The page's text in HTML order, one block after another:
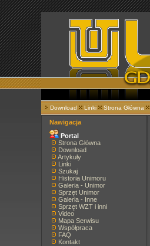
Download Linki Strona Główna
Nawigacja
Portal
Strona Główna
Download
Artykuły
Linki
Szukaj
Historia Unimoru
Galeria - Unimor
Sprzęt Unimor
Galeria - Inne
Sprzęt WZT i inni
Video
Mapa Serwisu
Współpraca
FAQ
Kontakt